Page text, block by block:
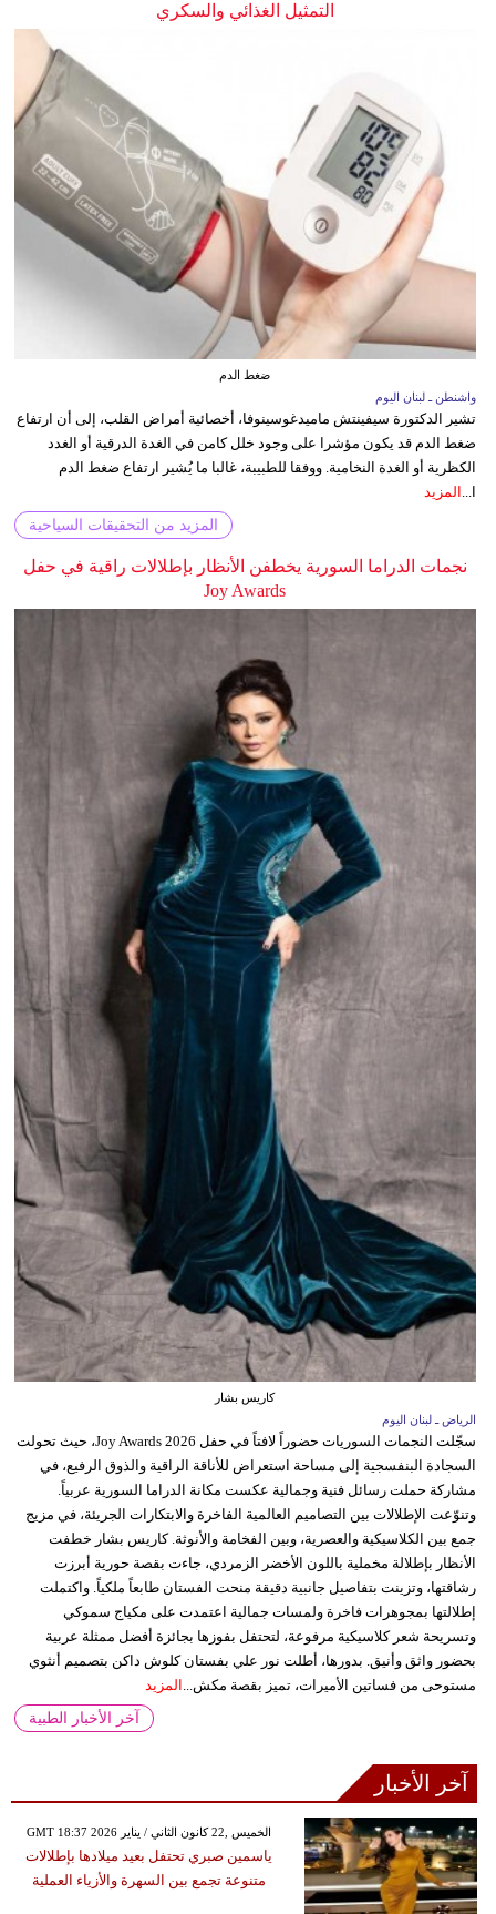
التمثيل الغذائي والسكري
ضغط الدم
واشنطن ـ لبنان اليوم
تشير الدكتورة سيفينتش ماميدغوسينوفا، أخصائية أمراض القلب، إلى أن ارتفاع
ضغط الدم قد يكون مؤشرا على وجود خلل كامن في الغدة الدرقية أو الغدد
الكظرية أو الغدة النخامية. ووفقا للطبيبة، غالبا ما يُشير ارتفاع ضغط الدم
ا... المزيد
المزيد من التحقيقات السياحية
نجمات الدراما السورية يخطفن الأنظار بإطلالات راقية في حفل
Joy Awards
كاريس بشار
الرياض ـ لبنان اليوم
سجّلت النجمات السوريات حضوراً لافتاً في حفل Joy Awards 2026، حيث تحولت
السجادة البنفسجية إلى مساحة استعراض للأناقة الراقية والذوق الرفيع، في
مشاركة حملت رسائل فنية وجمالية عكست مكانة الدراما السورية عربياً.
وتنوّعت الإطلالات بين التصاميم العالمية الفاخرة والابتكارات الجريئة، في مزيج
جمع بين الكلاسيكية والعصرية، وبين الفخامة والأنوثة. كاريس بشار خطفت
الأنظار بإطلالة مخملية باللون الأخضر الزمردي، جاءت بقصة حورية أبرزت
رشاقتها، وتزينت بتفاصيل جانبية دقيقة منحت الفستان طابعاً ملكياً. واكتملت
إطلالتها بمجوهرات فاخرة ولمسات جمالية اعتمدت على مكياج سموكي
وتسريحة شعر كلاسيكية مرفوعة، لتحتفل بفوزها بجائزة أفضل ممثلة عربية
بحضور واثق وأنيق. بدورها، أطلت نور علي بفستان كلوش داكن بتصميم أنثوي
مستوحى من فساتين الأميرات، تميز بقصة مكش... المزيد
آخر الأخبار الطبية
آخر الأخبار
GMT 18:37 2026 الخميس ,22 كانون الثاني / يناير
ياسمين صبري تحتفل بعيد ميلادها بإطلالات
متنوعة تجمع بين السهرة والأزياء العملية